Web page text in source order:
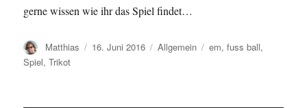
gerne wissen wie ihr das Spiel findet…
Autor
Matthias
Veröffentlicht
16. Juni 2016 Kategorien
Allgemein Schlagwörter
em,fuss ball,
Spiel,Trikot